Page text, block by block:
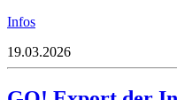
Infos
19.03.2026